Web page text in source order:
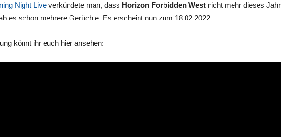
Night Live verkündete man, dass Horizon Forbidden West nicht mehr dieses Jahr
es schon mehrere Gerüchte. Es erscheint nun zum 18.02.2022.
könnt ihr euch hier ansehen: